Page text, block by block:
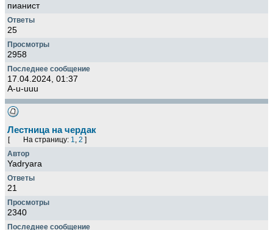
пианист
25
2958
17.04.2024, 01:37
A-u-uuu
Лестница на чердак
[ На страницу: 1, 2 ]
Yadryara
21
2340